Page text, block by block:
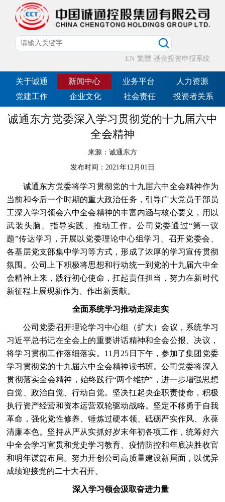
EN 繁體 基金投资申报系统
关于诚通 新闻中心 业务平台
人力资源
党建工作
企业文化 社会责任 投资者关系
诚通东方党委深入学习贯彻党的十九届六中
全会精神
来源： 诚通东方
发布时间： 2021年12月01日
诚通东方党委将学习贯彻党的十九届六中全会精神作为
当前和今后一个时期的重大政治任务，引导广大党员干部员
工深入学习领会六中全会精神的丰富内涵与核心要义，用以
武装头脑、指导实践、推动工作。公司党委通过“第一议
题”传达学习，开展以党委理论中心组学习、召开党委会、
各基层党支部集中学习等方式，形成了浓厚的学习宣传贯彻
氛围。公司上下积极将思想和行动统一到党的十九届六中全
会精神上来，践行初心使命，扛起责任担当，努力在新时代
新征程上展现新作为、作出新贡献。
全面系统学习推动走深走实
公司党委召开理论学习中心组（扩大）会议，系统学习
习近平总书记在全会上的重要讲话精神和全会公报、决议，
将学习贯彻工作落细落实。11月25日下午，参加了集团党委
学习贯彻党的十九届六中全会精神读书班。公司党委将深入
贯彻落实全会精神，始终践行“两个维护”，进一步增强思想
自觉、政治自觉、行动自觉。坚决扛起央企职责使命，积极
执行资产经营和资本运营双轮驱动战略。坚定不移勇于自我
革命，强化党性修养、锤炼过硬本领、砥砺严实作风、永葆
清廉本色。坚持从严从实抓好岁末年初各项工作，统筹好六
中全会学习宣贯和党史学习教育、疫情防控和年底决胜收官
和明年谋篇布局。努力开创公司高质量建设新局面，以优异
成绩迎接党的二十大召开。
深入学习领会汲取奋进力量